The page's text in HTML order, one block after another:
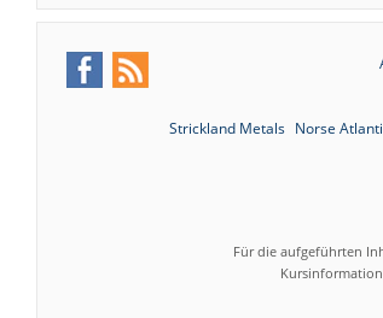
Strickland Metals Norse
Für die aufgeführten